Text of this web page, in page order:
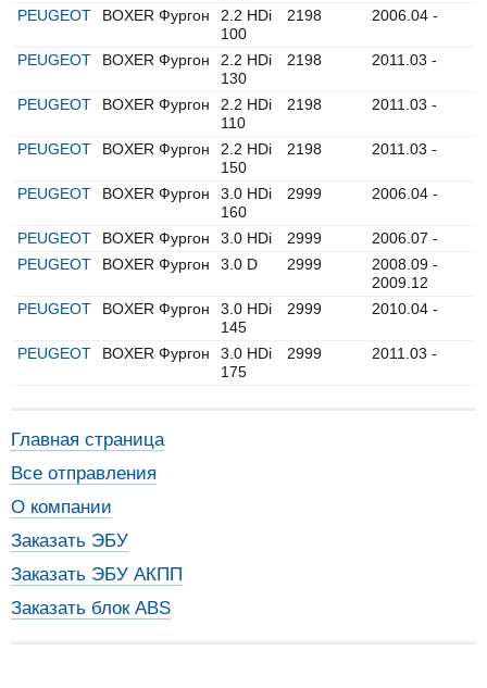
PEUGEOT BOXER Фургон
2.2 HDi
100
2198 2006.04 -
PEUGEOT BOXER Фургон
2.2 HDi
130
2198 2011.03 -
PEUGEOT BOXER Фургон
2.2 HDi
110
2198 2011.03 -
PEUGEOT BOXER Фургон
2.2 HDi
150
2198 2011.03 -
PEUGEOT BOXER Фургон
3.0 HDi
160
2999 2006.04 -
PEUGEOT BOXER Фургон 3.0 HDi 2999
2006.07 -
PEUGEOT
BOXER Фургон 3.0 D 2999
2008.09 -
2009.12
PEUGEOT
BOXER Фургон
3.0 HDi
145
2999 2010.04 -
PEUGEOT BOXER Фургон
3.0 HDi
175
2999 2011.03 -
Главная страница
Все отправления
О компании
Заказать ЭБУ
Заказать ЭБУ АКПП
Заказать блок ABS